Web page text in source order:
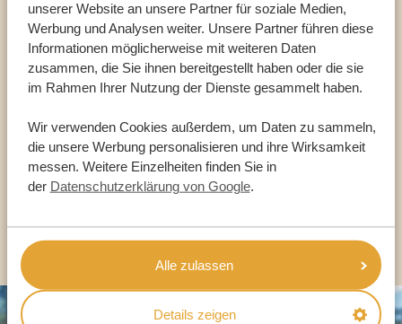
unserer Website an unsere Partner für soziale Medien,
Werbung und Analysen weiter. Unsere Partner führen diese
Informationen möglicherweise mit weiteren Daten
zusammen, die Sie ihnen bereitgestellt haben oder die sie
im Rahmen Ihrer Nutzung der Dienste gesammelt haben.
Wir verwenden Cookies außerdem, um Daten zu sammeln,
die unsere Werbung personalisieren und ihre Wirksamkeit
messen. Weitere Einzelheiten finden Sie in
der Datenschutzerklärung von Google.
Alle zulassen
Details zeigen
Sprechen Sie mit einem
Reiseberater
DE: +49 3222 1850 795
ANDERE LÄNDER